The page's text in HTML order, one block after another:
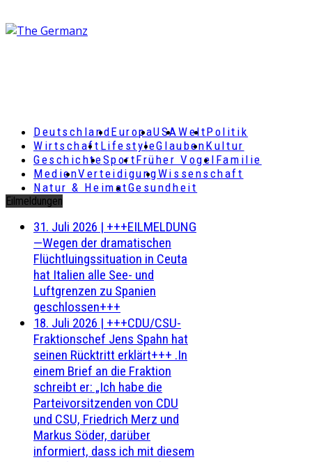
DeutschlandEuropaUSAWeltPolitik
Wirtschaft LifestyleGlaubenKultur
GeschichteSportFrüher Vogel Familie
MedienVerteidigungWissenschaft
Natur & HeimatGesundheit
Eilmeldungen
31. Juli 2026 | +++EILMELDUNG
—Wegen der dramatischen
Flüchtluingssituation in Ceuta
hat Italien alle See- und
Luftgrenzen zu Spanien
geschlossen+++
18. Juli 2026 | +++CDU/CSU-
Fraktionschef Jens Spahn hat
seinen Rücktritt erklärt+++ .In
einem Brief an die Fraktion
schreibt er: „Ich habe die
Parteivorsitzenden von CDU
und CSU, Friedrich Merz und
Markus Söder, darüber
informiert, dass ich mit diesem